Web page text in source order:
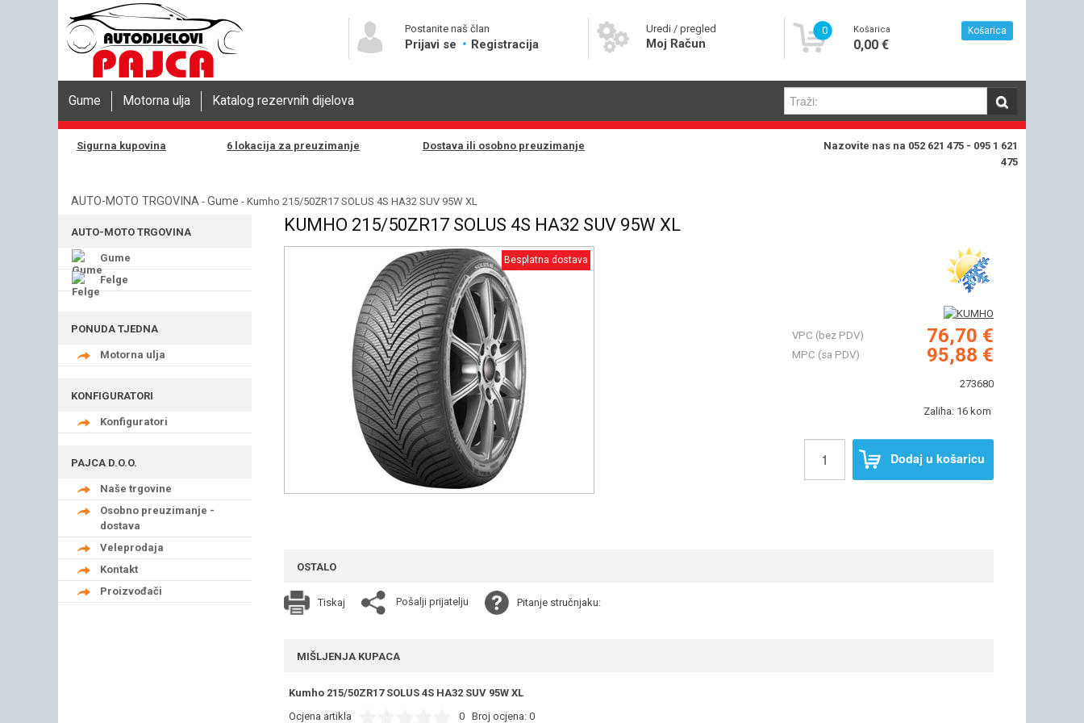
Postanite naš član
Prijavi se Registracija
Uredi / pregled
Moj Račun
0 Košarica
0,00 €
Košarica
Gume Motorna ulja Katalog rezervnih dijelova
Sigurna kupovina 6 lokacija za preuzimanje Dostava ili osobno preuzimanje
Nazovite nas na 052 621 475 - 095 1 621
475
AUTO-MOTO TRGOVINA - Gume - Kumho 215/50ZR17 SOLUS 4S HA32 SUV 95W XL
AUTO-MOTO TRGOVINA
Gume
Felge
PONUDA TJEDNA
Motorna ulja
KONFIGURATORI
Konfiguratori
PAJCA D.O.O.
Naše trgovine
Osobno preuzimanje -
dostava
Veleprodaja
Kontakt
Proizvođači
KUMHO 215/50ZR17 SOLUS 4S HA32 SUV 95W XL
Besplatna dostava
VPC (bez PDV) 76,70 €
MPC (sa PDV) 95,88 €
273680
Zaliha: 16 kom
Dodaj u košaricu
OSTALO
Tiskaj Pošalji prijatelju Pitanje stručnjaku:
MIŠLJENJA KUPACA
Kumho 215/50ZR17 SOLUS 4S HA32 SUV 95W XL
Ocjena artikla
0 Broj ocjena: 0